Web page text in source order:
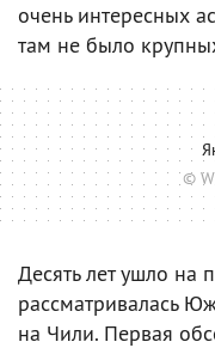
очень интересных
там не было
©
Десять лет ушло на
рассматривалась
на Чили. Первая